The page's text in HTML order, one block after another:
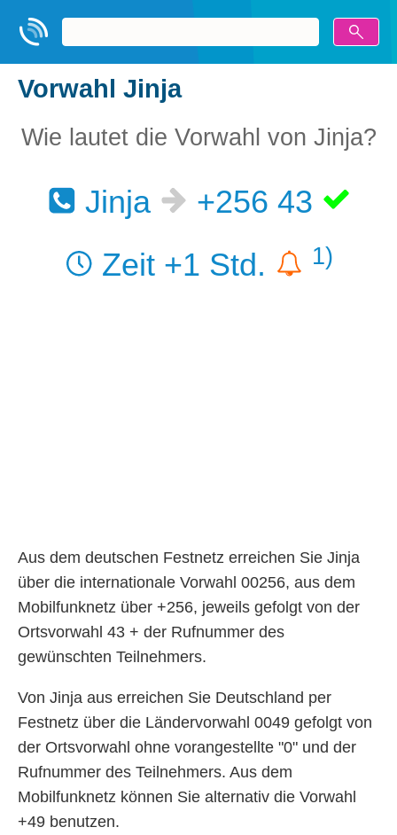
Vorwahl Jinja
Wie lautet die Vorwahl von Jinja?
Jinja
+256 43
Zeit +1 Std.
1)
Aus dem deutschen Festnetz erreichen Sie Jinja
über die internationale Vorwahl 00256, aus dem
Mobilfunknetz über +256, jeweils gefolgt von der
Ortsvorwahl 43 + der Rufnummer des
gewünschten Teilnehmers.
Von Jinja aus erreichen Sie Deutschland per
Festnetz über die Ländervorwahl 0049 gefolgt von
der Ortsvorwahl ohne vorangestellte "0" und der
Rufnummer des Teilnehmers. Aus dem
Mobilfunknetz können Sie alternativ die Vorwahl
+49 benutzen.